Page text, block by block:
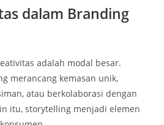
dalam Branding
adalah modal besar.
merancang kemasan unik,
atau berkolaborasi dengan
itu, storytelling menjadi elemen